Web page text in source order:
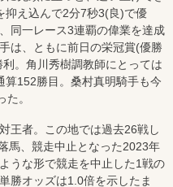
抑え込んで2分7秒3(良)で優
同一レース3連覇の偉業を達成
は、ともに前日の栄冠賞(優勝
。角川秀樹調教師にとっては
152勝目。桑村真明騎手も今
。
王者。この地では過去26戦し
馬、競走中止となった2023年
うな形で競走を中止した1戦の
勝オッズは1.0倍を示したま